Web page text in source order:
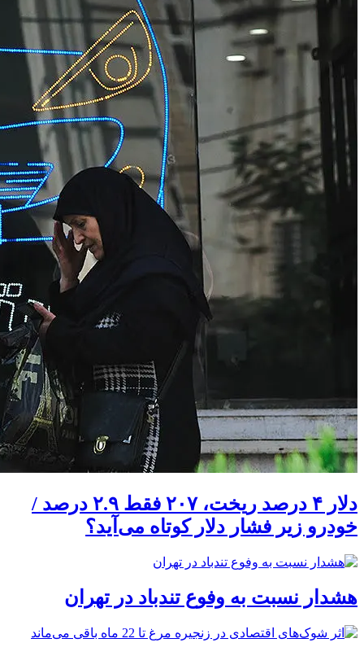
دلار ۴ درصد ریخت، ۲۰۷ فقط ۲.۹ درصد /
خودرو زیر فشار دلار کوتاه می‌آید؟
هشدار نسبت به وفوع تندباد در تهران